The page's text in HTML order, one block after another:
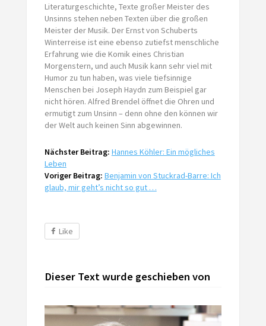
Literaturgeschichte, Texte großer Meister des
Unsinns stehen neben Texten über die großen
Meister der Musik. Der Ernst von Schuberts
Winterreise ist eine ebenso zutiefst menschliche
Erfahrung wie die Komik eines Christian
Morgenstern, und auch Musik kann sehr viel mit
Humor zu tun haben, was viele tiefsinnige
Menschen bei Joseph Haydn zum Beispiel gar
nicht hören. Alfred Brendel öffnet die Ohren und
ermutigt zum Unsinn – denn ohne den können wir
der Welt auch keinen Sinn abgewinnen.
Nächster Beitrag: Hannes Köhler: Ein mögliches
Leben
Voriger Beitrag: Benjamin von Stuckrad-Barre: Ich
glaub, mir geht’s nicht so gut …
Like
Dieser Text wurde geschieben von